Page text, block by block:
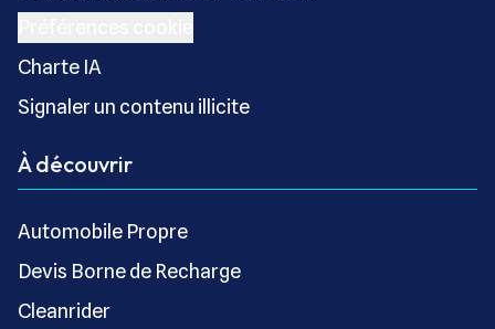
Charte IA
Signaler un contenu illicite
À découvrir
Automobile Propre
Devis Borne de Recharge
Cleanrider